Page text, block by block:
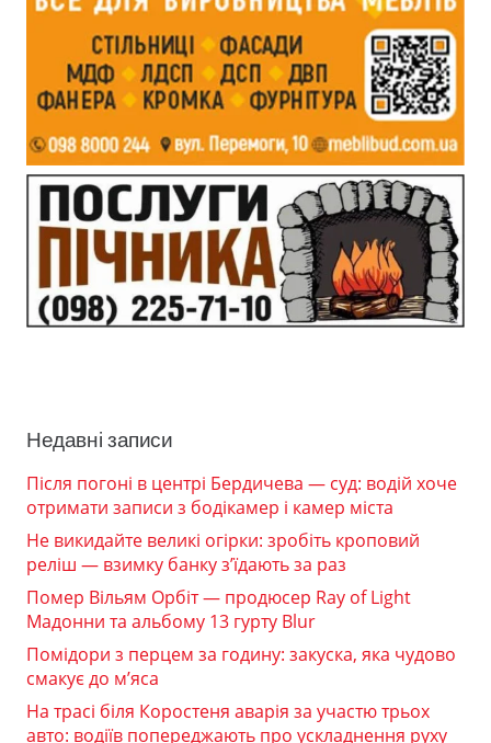
Недавні записи
Після погоні в центрі Бердичева — суд: водій хоче
отримати записи з бодікамер і камер міста
Не викидайте великі огірки: зробіть кроповий
реліш — взимку банку з’їдають за раз
Помер Вільям Орбіт — продюсер Ray of Light
Мадонни та альбому 13 гурту Blur
Помідори з перцем за годину: закуска, яка чудово
смакує до м’яса
На трасі біля Коростеня аварія за участю трьох
авто: водіїв попереджають про ускладнення руху